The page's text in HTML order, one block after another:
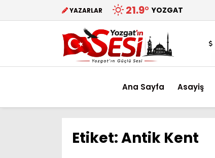
YAZARLAR 21.9° YOZGAT
Ana Sayfa Asayiş
Etiket:Antik Kent